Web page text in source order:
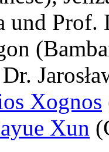
und
Xognos
Xun